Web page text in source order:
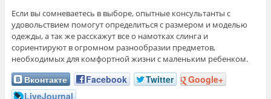
Если вы сомневаетесь в выборе, опытные консультанты с
удовольствием помогут определиться с размером и моделью
одежды, а так же расскажут все о намотках слинга и
сориентируют в огромном разнообразии предметов,
необходимых для комфортной жизни с маленьким ребенком.
Вконтакте Facebook Twitter
Google+
LiveJournal